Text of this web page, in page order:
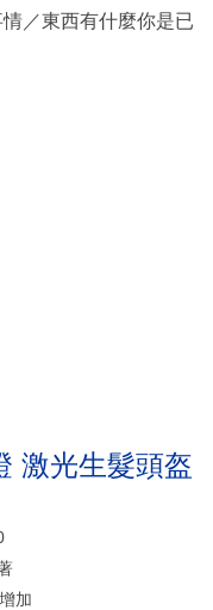
／東西有什麼你是已
激光生髮頭盔
加